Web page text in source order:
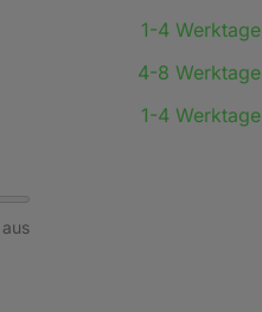
1-4 Werktage
4-8 Werktage
1-4 Werktage